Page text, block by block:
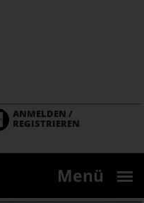
ANMELDEN /
REGISTRIEREN
Menü